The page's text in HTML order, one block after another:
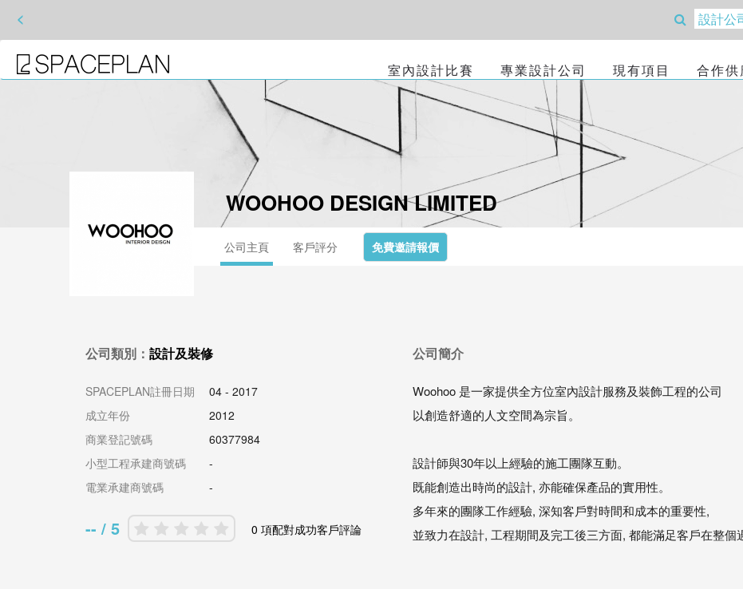
<
室內設計比賽 專業設計公司 現有項目 合作供
WOOHOO DESIGN LIMITED
公司主頁 客戶評分 免費邀請報價
公司類別： 設計及裝修
SPACEPLAN註冊日期
04 - 2017
成立年份
2012
商業登記號碼
60377984
小型工程承建商號碼
-
電業承建商號碼
-
-- / 5 0 項配對成功客戶評論
公司簡介
Woohoo 是一家提供全方位室內設計服務及裝飾工程的公司
以創造舒適的人文空間為宗旨。
設計師與30年以上經驗的施工團隊互動。
既能創造出時尚的設計, 亦能確保產品的實用性。
多年來的團隊工作經驗, 深知客戶對時間和成本的重要性,
並致力在設計, 工程期間及完工後三方面, 都能滿足客戶在整個